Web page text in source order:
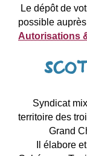
Le dépôt de
possible
Autorisations
Syndicat
territoire des
Grand
Il élabore